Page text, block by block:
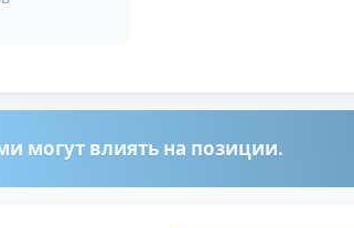
могут влиять на позиции.